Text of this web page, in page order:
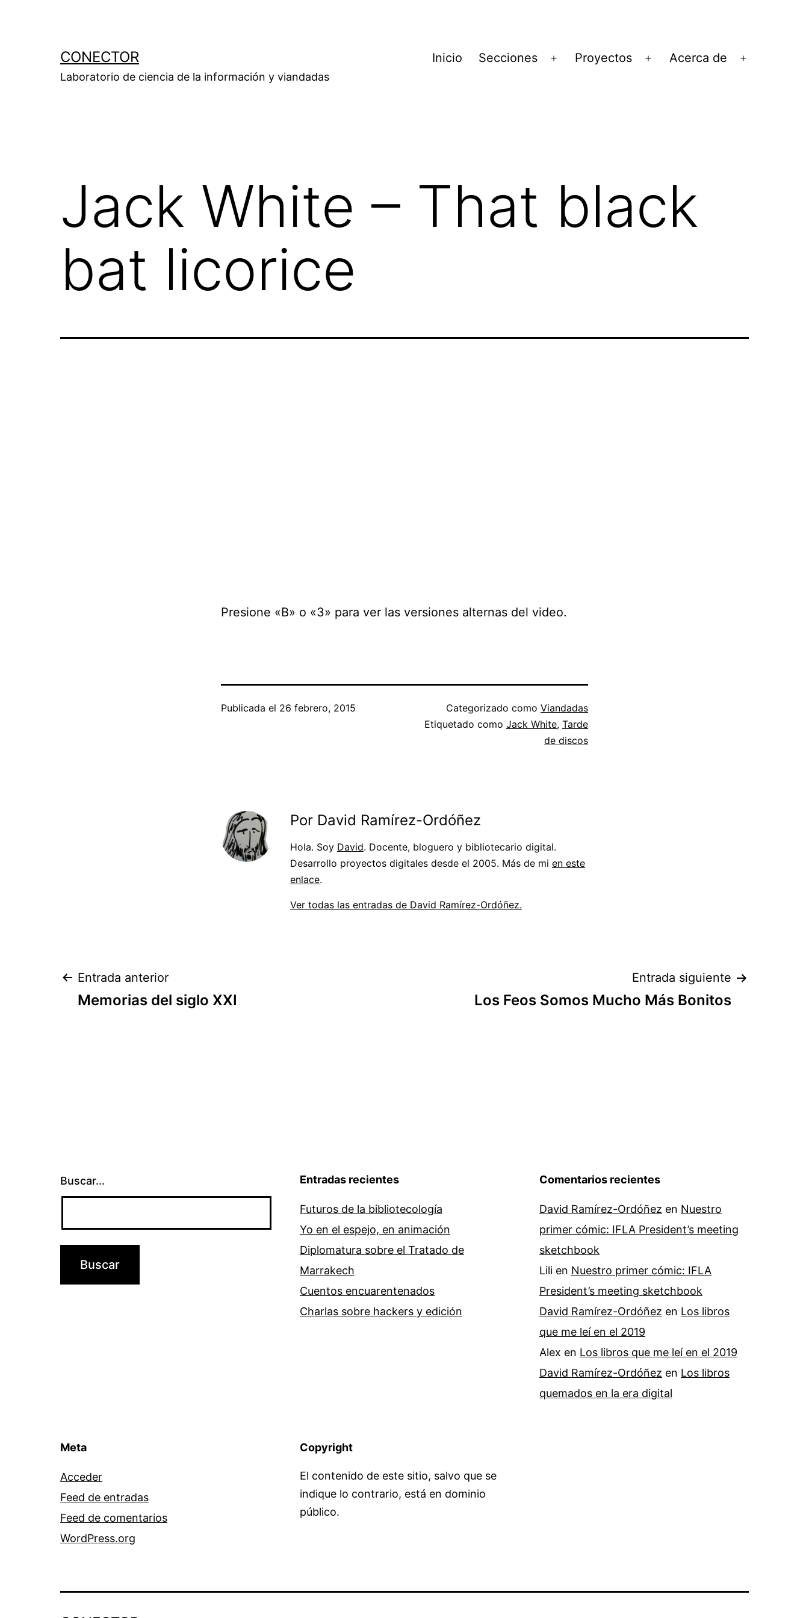
CONECTOR
Laboratorio de ciencia de la información y viandadas
Inicio Secciones
Abrir
Proyectos
Abrir
Acerca de
Jack White – That black
bat licorice
Presione «B» o «3» para ver las versiones alternas del video.
Publicada el 26 febrero, 2015 Categorizado como Viandadas
Etiquetado como Jack White, Tarde
de discos
Por David Ramírez-Ordóñez
Hola. Soy David. Docente, bloguero y bibliotecario digital.
Desarrollo proyectos digitales desde el 2005. Más de mi en este
enlace.
Ver todas las entradas de David Ramírez-Ordóñez.
Navegación
Entrada anterior
Memorias del siglo XXI
Entrada siguiente
Los Feos Somos Mucho Más Bonitos
Buscar... Entradas recientes
Futuros de la bibliotecología
Yo en el espejo, en animación
Diplomatura sobre el Tratado de
Marrakech
Cuentos encuarentenados
Charlas sobre hackers y edición
Comentarios recientes
David Ramírez-Ordóñez en Nuestro
primer cómic: IFLA President’s meeting
sketchbook
Lili en Nuestro primer cómic: IFLA
President’s meeting sketchbook
David Ramírez-Ordóñez en Los libros
que me leí en el 2019
Alex en Los libros que me leí en el 2019
David Ramírez-Ordóñez en Los libros
quemados en la era digital
Meta
Acceder
Feed de entradas
Feed de comentarios
WordPress.org
Copyright
El contenido de este sitio, salvo que se
indique lo contrario, está en dominio
público.